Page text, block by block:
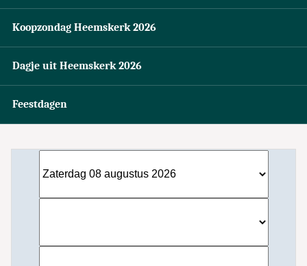
Koopzondag Heemskerk 2026
Dagje uit Heemskerk 2026
Feestdagen